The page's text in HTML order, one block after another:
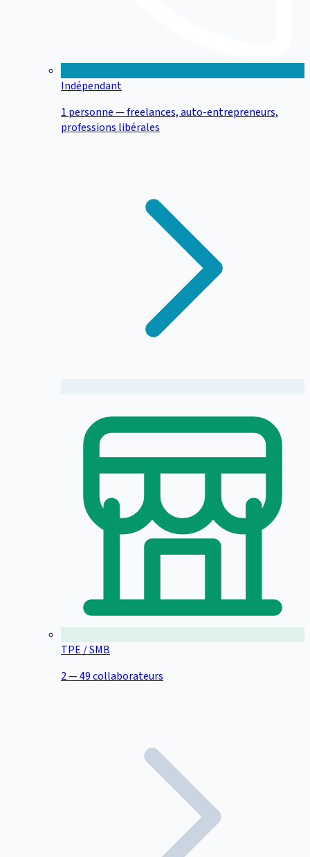
Indépendant
1 personne — freelances, auto-entrepreneurs,
professions libérales
TPE / SMB
2 — 49 collaborateurs